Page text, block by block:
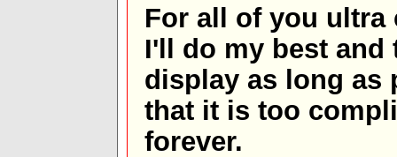
For all of you ultra
I'll do my best and
display as long as
that it is too
forever.